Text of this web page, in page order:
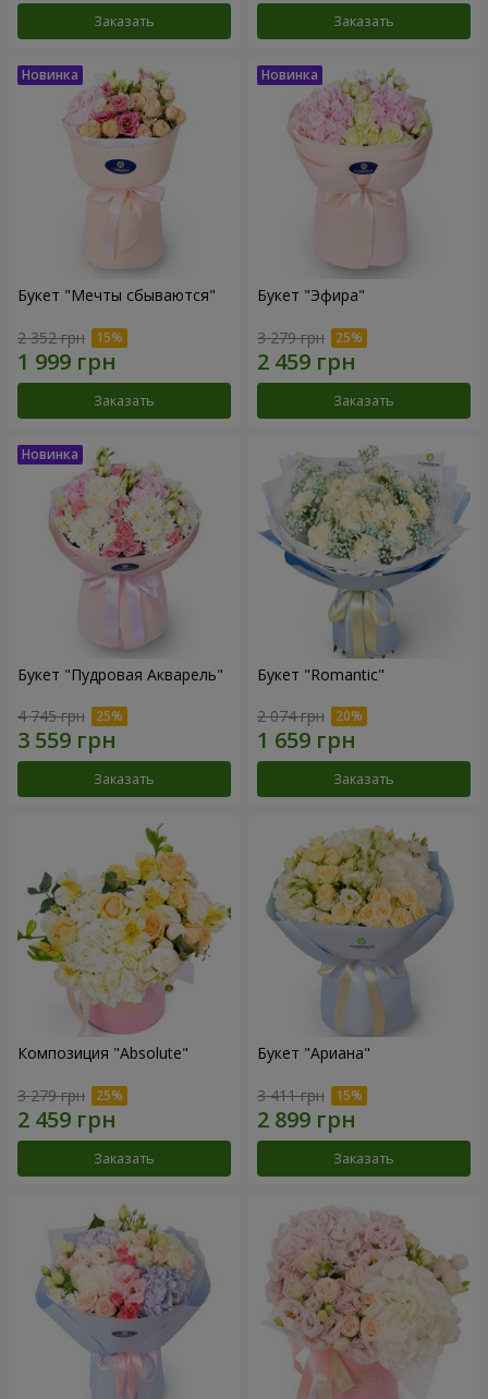
Заказать Заказать
Букет "Мечты сбываются"
2 352 грн
Заказать
Букет "Эфира"
3 279 грн
Заказать
Букет "Пудровая Акварель"
4 745 грн
Заказать
Букет "Romantic"
2 074 грн
Заказать
Композиция "Absolute"
3 279 грн
Заказать
Букет "Ариана"
3 411 грн
Заказать